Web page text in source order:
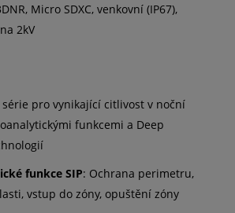
Micro SDXC, venkovní (IP67),
2kV
série pro vynikající citlivost v noční
funkcemi a Deep
funkce SIP: Ochrana perimetru,
vstup do zóny, opuštění zóny